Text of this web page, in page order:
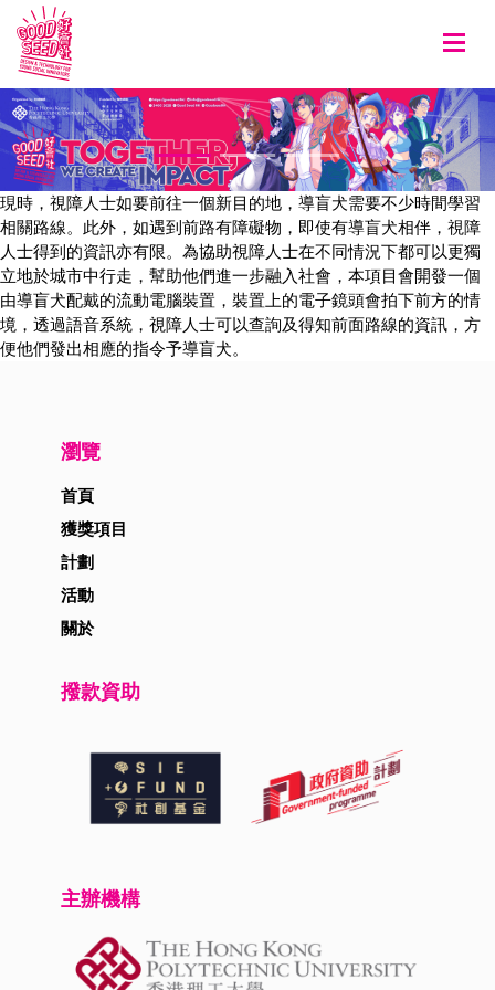
現時，視障人士如要前往一個新目的地，導盲犬需要不少時間學習
相關路線。此外，如遇到前路有障礙物，即使有導盲犬相伴，視障
人士得到的資訊亦有限。為協助視障人士在不同情況下都可以更獨
立地於城市中行走，幫助他們進一步融入社會，本項目會開發一個
由導盲犬配戴的流動電腦裝置，裝置上的電子鏡頭會拍下前方的情
境，透過語音系統，視障人士可以查詢及得知前面路線的資訊，方
便他們發出相應的指令予導盲犬。
瀏覽
首頁
獲獎項目
計劃
活動
關於
撥款資助
主辦機構